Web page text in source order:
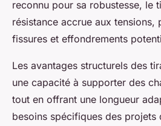
reconnu pour sa robustesse, le
résistance accrue aux tensions,
fissures et effondrements
Les avantages structurels des
une capacité à supporter des
tout en offrant une longueur
besoins spécifiques des projets